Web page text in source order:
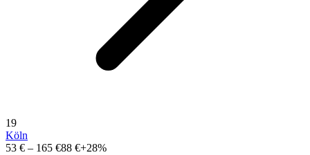
19
Köln
53 € – 165 €88 €+28%